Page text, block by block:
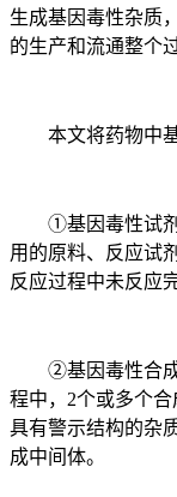
生成基因毒性杂质
的生产和流通整个
本文将药物中基
①基因毒性试剂
用的原料、反应试
反应过程中未反应
②基因毒性合成产
程中，2个或多个
具有警示结构的杂
成中间体。